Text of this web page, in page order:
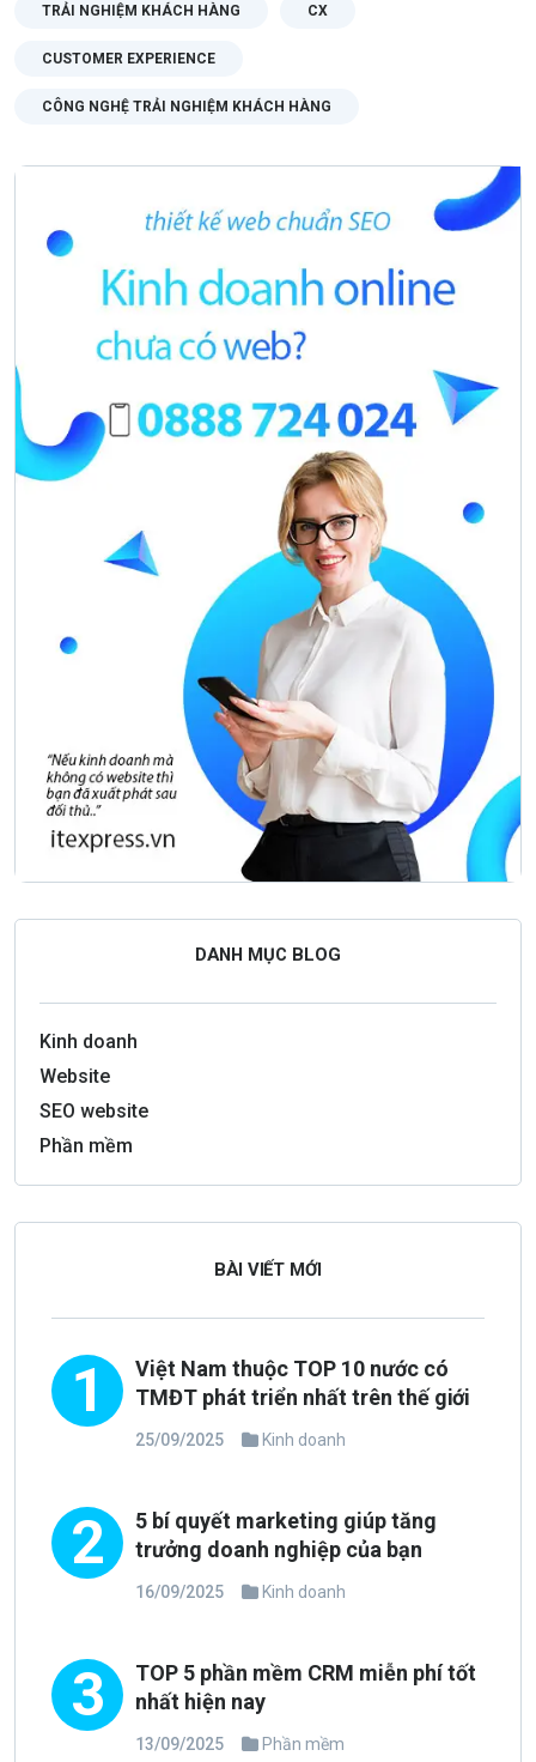
TRẢI NGHIỆM KHÁCH HÀNG CX
CUSTOMER EXPERIENCE
CÔNG NGHỆ TRẢI NGHIỆM KHÁCH HÀNG
DANH MỤC BLOG
Kinh doanh
Website
SEO website
Phần mềm
BÀI VIẾT MỚI
1
Việt Nam thuộc TOP 10 nước có
TMĐT phát triển nhất trên thế giới
25/09/2025 Kinh doanh
2
5 bí quyết marketing giúp tăng
trưởng doanh nghiệp của bạn
16/09/2025 Kinh doanh
3
TOP 5 phần mềm CRM miễn phí tốt
nhất hiện nay
13/09/2025 Phần mềm